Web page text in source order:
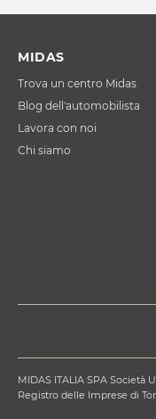
MIDAS
Trova un centro Midas
Blog dell'automobilista
Lavora con noi
Chi siamo
MIDAS ITALIA SPA Società
Registro delle Imprese di